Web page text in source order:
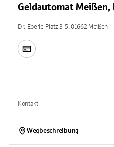
Geldautomat Meißen,
Dr.-Eberle-Platz 3-5, 01662 Meißen
Kontakt
Wegbeschreibung